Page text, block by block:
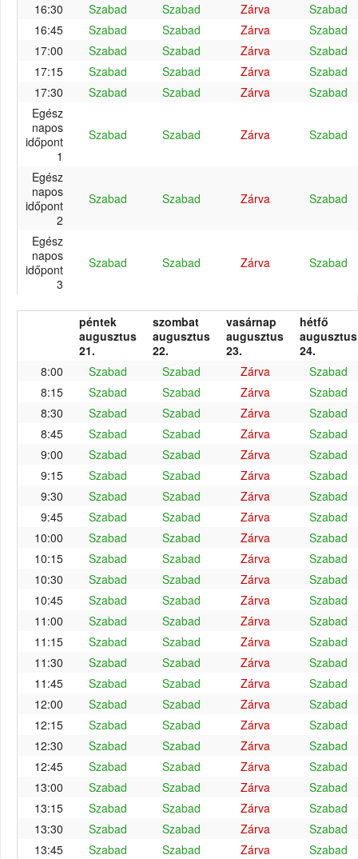
16:30 Szabad Szabad Zárva
Szabad
16:45
Szabad Szabad Zárva
Szabad
17:00
Szabad Szabad Zárva
Szabad
17:15
Szabad Szabad Zárva
Szabad
17:30
Szabad Szabad Zárva
Szabad
Egész
napos
időpont
1
Szabad Szabad Zárva Szabad
Egész
napos
időpont
2
Szabad Szabad Zárva Szabad
Egész
napos
időpont
3
Szabad Szabad Zárva Szabad
péntek
augusztus
21.
szombat
augusztus
22.
vasárnap
augusztus
23.
hétfő
augusztus
24.
8:00
Szabad Szabad Zárva
Szabad
8:15
Szabad Szabad Zárva
Szabad
8:30
Szabad Szabad Zárva
Szabad
8:45
Szabad Szabad Zárva
Szabad
9:00
Szabad Szabad Zárva
Szabad
9:15
Szabad Szabad Zárva
Szabad
9:30
Szabad Szabad Zárva
Szabad
9:45
Szabad Szabad Zárva
Szabad
10:00
Szabad Szabad Zárva
Szabad
10:15
Szabad Szabad Zárva
Szabad
10:30
Szabad Szabad Zárva
Szabad
10:45
Szabad Szabad Zárva
Szabad
11:00
Szabad Szabad Zárva
Szabad
11:15
Szabad Szabad Zárva
Szabad
11:30
Szabad Szabad Zárva
Szabad
11:45
Szabad Szabad Zárva
Szabad
12:00
Szabad Szabad Zárva
Szabad
12:15
Szabad Szabad Zárva
Szabad
12:30
Szabad Szabad Zárva
Szabad
12:45
Szabad Szabad Zárva
Szabad
13:00
Szabad Szabad Zárva
Szabad
13:15
Szabad Szabad Zárva
Szabad
13:30
Szabad Szabad Zárva
Szabad
13:45
Szabad Szabad Zárva
Szabad